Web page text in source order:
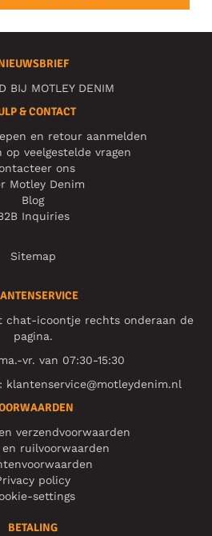
BIJ MOTLEY DENIM
& CONTACT
en retour aanmelden
op veelgestelde vragen
ons
Motley Denim
Blog
Inquiries
Sitemap
icoontje rechts onderaan de
pagina.
vr. van 07:30-15:30
klantenservice@motleydenim.nl
verzendvoorwaarden
ruilvoorwaarden
policy
settings
BETALING